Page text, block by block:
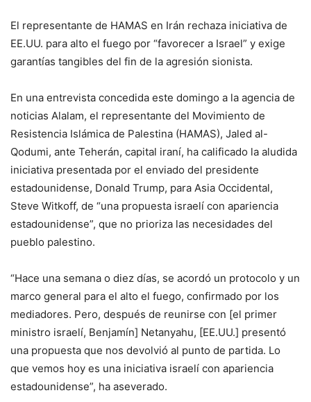
El representante de HAMAS en Irán rechaza iniciativa de
EE.UU. para alto el fuego por “favorecer a Israel” y exige
garantías tangibles del fin de la agresión sionista.
En una entrevista concedida este domingo a la agencia de
noticias Alalam, el representante del Movimiento de
Resistencia Islámica de Palestina (HAMAS), Jaled al-
Qodumi, ante Teherán, capital iraní, ha calificado la aludida
iniciativa presentada por el enviado del presidente
estadounidense, Donald Trump, para Asia Occidental,
Steve Witkoff, de “una propuesta israelí con apariencia
estadounidense”, que no prioriza las necesidades del
pueblo palestino.
“Hace una semana o diez días, se acordó un protocolo y un
marco general para el alto el fuego, confirmado por los
mediadores. Pero, después de reunirse con [el primer
ministro israelí, Benjamín] Netanyahu, [EE.UU.] presentó
una propuesta que nos devolvió al punto de partida. Lo
que vemos hoy es una iniciativa israelí con apariencia
estadounidense”, ha aseverado.